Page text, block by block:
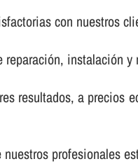
con nuestros
instalación
resultados, a
profesionales